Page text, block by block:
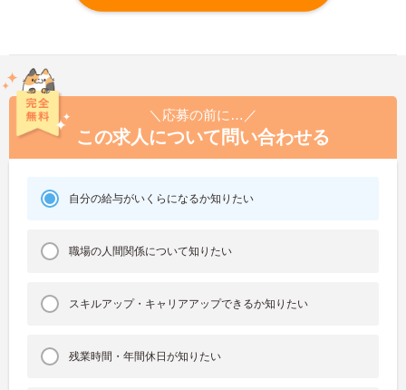
＼応募の前に…／
この求人について問い合わせる
自分の給与がいくらになるか知りたい
職場の人間関係について知りたい
スキルアップ・キャリアアップできるか知りたい
残業時間・年間休日が知りたい